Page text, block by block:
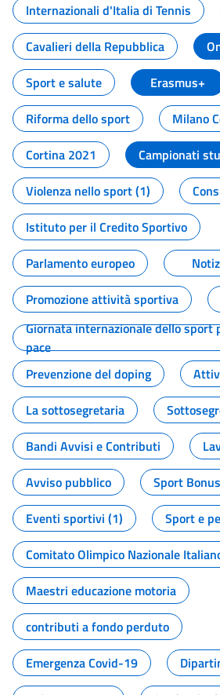
Internazionali d'Italia di Tennis
Cavalieri della Repubblica
Sport e salute
Erasmus+
Riforma dello sport
Milano
Cortina 2021
Campionati
Violenza nello sport (1)
Istituto per il Credito Sportivo
Parlamento europeo
Promozione attività sportiva
Giornata internazionale dello sport
pace
Prevenzione del doping
La sottosegretaria
Bandi Avvisi e Contributi
Avviso pubblico
Sport
Eventi sportivi (1)
Sport e
Comitato Olimpico Nazionale
Maestri educazione motoria
contributi a fondo perduto
Emergenza Covid-19